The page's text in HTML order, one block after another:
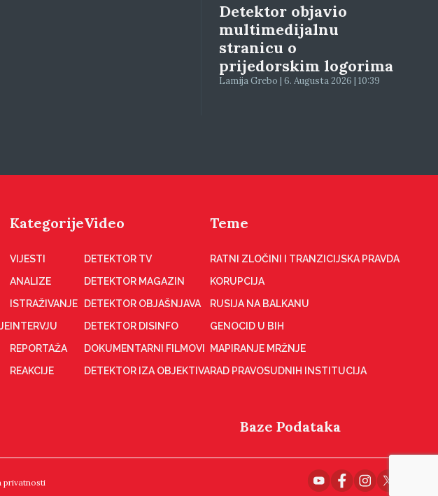
Detektor objavio
multimedijalnu
stranicu o
prijedorskim logorima
Lamija Grebo | 6. Augusta 2026 | 10:39
Kategorije
VIJESTI
ANALIZE
ISTRAŽIVANJE
INTERVJU
REPORTAŽA
REAKCIJE
Video
DETEKTOR TV
DETEKTOR MAGAZIN
DETEKTOR OBJAŠNJAVA
DETEKTOR DISINFO
DOKUMENTARNI FILMOVI
DETEKTOR IZA OBJEKTIVA
Teme
RATNI ZLOČINI I TRANZICIJSKA PRAVDA
KORUPCIJA
RUSIJA NA BALKANU
GENOCID U BIH
MAPIRANJE MRŽNJE
RAD PRAVOSUDNIH INSTITUCIJA
Baze Podataka
privatnosti